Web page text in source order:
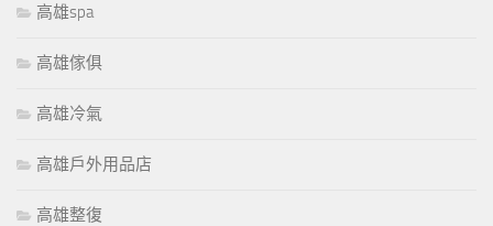
高雄spa
高雄傢俱
高雄冷氣
高雄戶外用品店
高雄整復